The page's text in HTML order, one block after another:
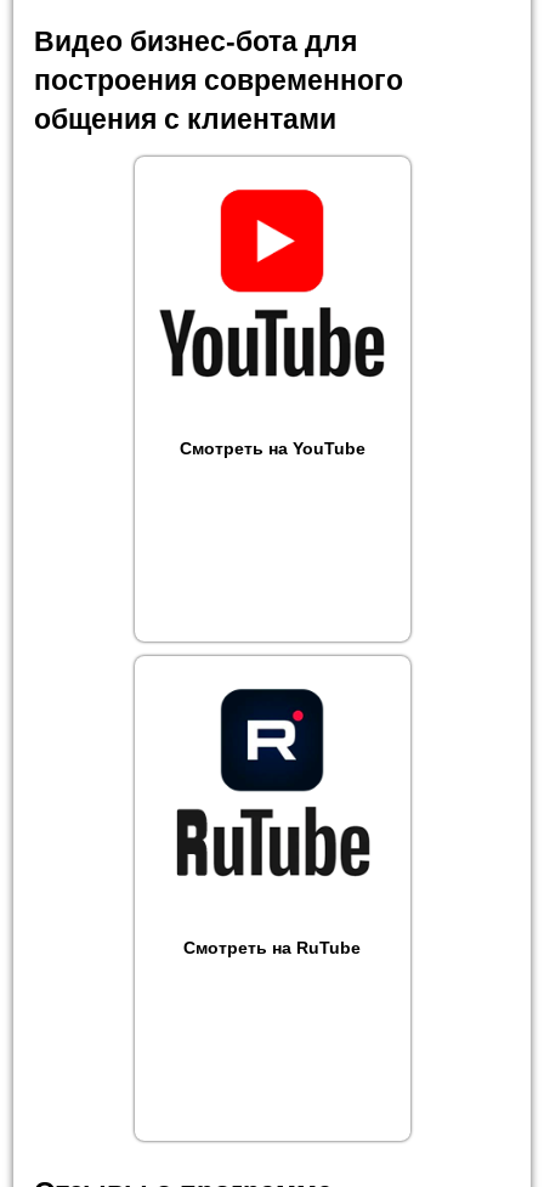
Видео бизнес-бота для
построения современного
общения с клиентами
Смотреть на YouTube
Смотреть на RuTube